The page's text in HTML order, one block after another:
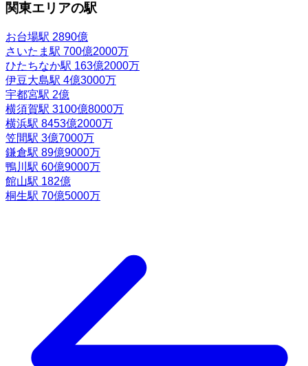
関東エリアの駅
お台場駅 2890億
さいたま駅 700億2000万
ひたちなか駅 163億2000万
伊豆大島駅 4億3000万
宇都宮駅 2億
横須賀駅 3100億8000万
横浜駅 8453億2000万
笠間駅 3億7000万
鎌倉駅 89億9000万
鴨川駅 60億9000万
館山駅 182億
桐生駅 70億5000万